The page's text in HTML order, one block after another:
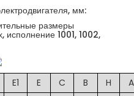
мм:
размеры
исполнение 1001, 1002,
E1 E C B H
A